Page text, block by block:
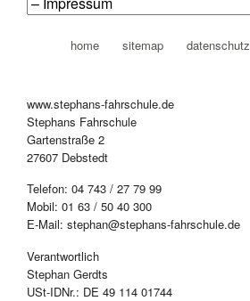
navigation
home sitemap datenschutz
www.stephans-fahrschule.de
Stephans Fahrschule
Gartenstraße 2
27607 Debstedt
Telefon: 04 743 / 27 79 99
Mobil: 01 63 / 50 40 300
E-Mail: stephan@stephans-fahrschule.de
Verantwortlich
Stephan Gerdts
USt-IDNr.: DE 49 114 01744